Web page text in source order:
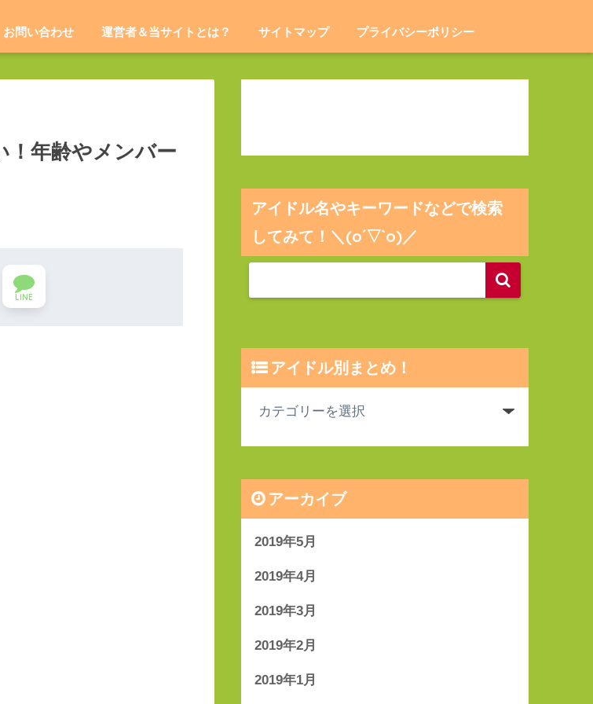
お問い合わせ 運営者＆当サイトとは？ サイトマップ プライバシーポリシー
年齢やメンバー
LINE
アイドル名やキーワードなどで検索
してみて！＼(o´▽`o)／
アイドル別まとめ！
アーカイブ
2019年5月
2019年4月
2019年3月
2019年2月
2019年1月